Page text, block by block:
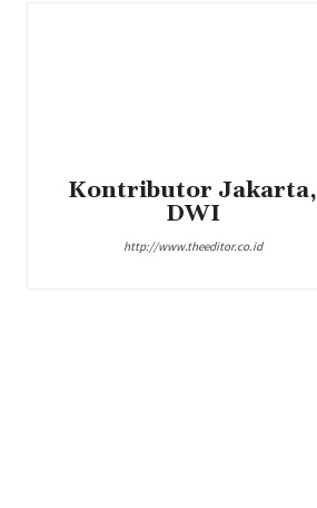
Kontributor Jakarta,
DWI
http://www.theeditor.co.id